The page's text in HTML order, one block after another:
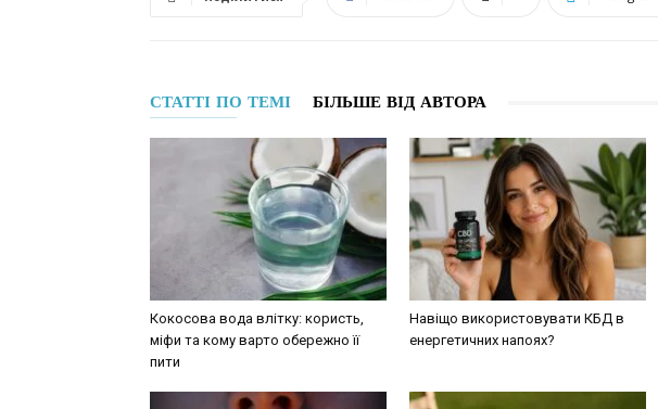
СТАТТІ ПО ТЕМІ БІЛЬШЕ ВІД АВТОРА
Кокосова вода влітку: користь,
міфи та кому варто обережно її
пити
Навіщо використовувати КБД в
енергетичних напоях?